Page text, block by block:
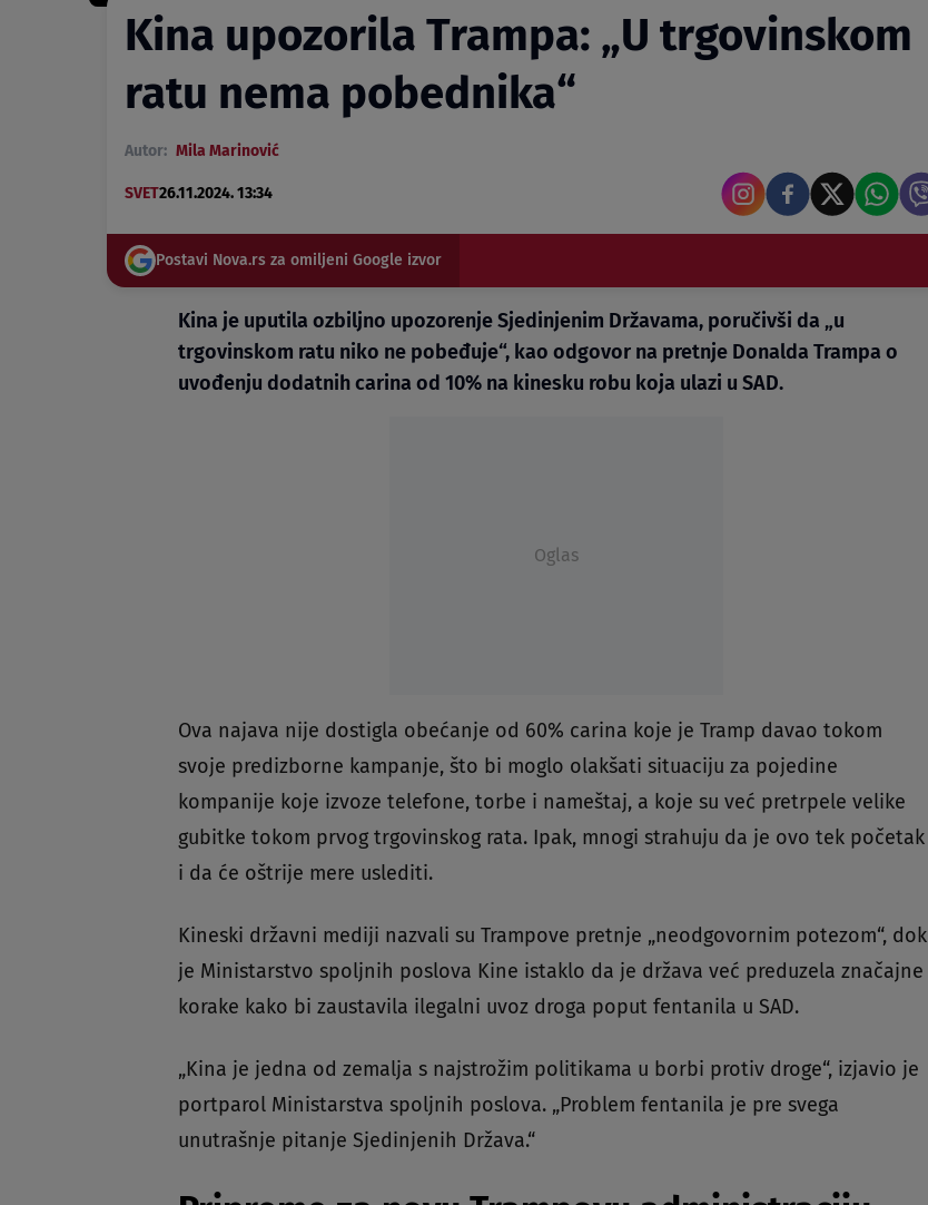
Kina upozorila Trampa: „U trgovinskom
ratu nema pobednika“
Autor: Mila Marinović
SVET26.11.2024. 13:34
Postavi Nova.rs za omiljeni Google izvor
Kina je uputila ozbiljno upozorenje Sjedinjenim Državama, poručivši da „u
trgovinskom ratu niko ne pobeđuje“, kao odgovor na pretnje Donalda Trampa o
uvođenju dodatnih carina od 10% na kinesku robu koja ulazi u SAD.
Oglas
Ova najava nije dostigla obećanje od 60% carina koje je Tramp davao tokom
svoje predizborne kampanje, što bi moglo olakšati situaciju za pojedine
kompanije koje izvoze telefone, torbe i nameštaj, a koje su već pretrpele velike
gubitke tokom prvog trgovinskog rata. Ipak, mnogi strahuju da je ovo tek početak
i da će oštrije mere uslediti.
Kineski državni mediji nazvali su Trampove pretnje „neodgovornim potezom“, dok
je Ministarstvo spoljnih poslova Kine istaklo da je država već preduzela značajne
korake kako bi zaustavila ilegalni uvoz droga poput fentanila u SAD.
„Kina je jedna od zemalja s najstrožim politikama u borbi protiv droge“, izjavio je
portparol Ministarstva spoljnih poslova. „Problem fentanila je pre svega
unutrašnje pitanje Sjedinjenih Država.“